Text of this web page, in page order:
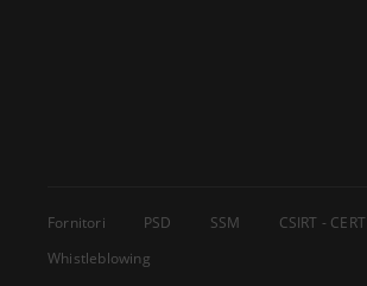
Fornitori PSD SSM CSIRT - CERT
Whistleblowing